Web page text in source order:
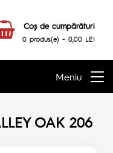
Coş de cumpărături
0 produs(e) - 0,00 LEI
Meniu
OAK 206